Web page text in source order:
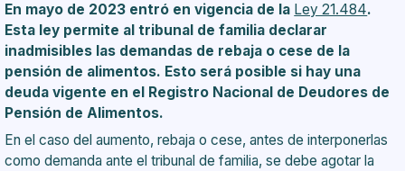
En mayo de 2023 entró en vigencia de la Ley 21.484.
Esta ley permite al tribunal de familia declarar
inadmisibles las demandas de rebaja o cese de la
pensión de alimentos. Esto será posible si hay una
deuda vigente en el Registro Nacional de Deudores de
Pensión de Alimentos.
En el caso del aumento, rebaja o cese, antes de interponerlas
como demanda ante el tribunal de familia, se debe agotar la